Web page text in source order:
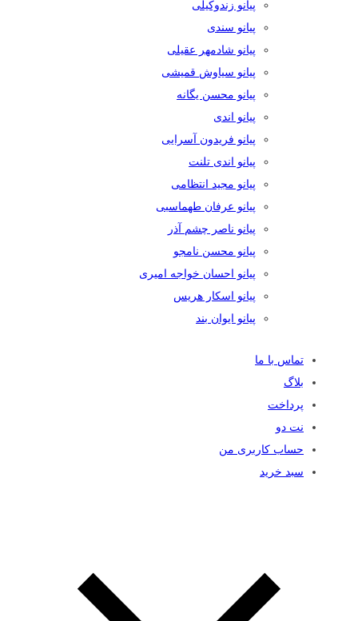
پیانو زندوکیلی
پیانو سندی
پیانو شادمهر عقیلی
پیانو سیاوش قمیشی
پیانو محسن یگانه
پیانو اندی
پیانو فریدون آسرایی
پیانو اندی تلنت
پیانو مجید انتظامی
پیانو عرفان طهماسبی
پیانو ناصر چشم آذر
پیانو محسن نامجو
پیانو احسان خواجه امیری
پیانو اسکار هریس
پیانو ایوان بند
تماس با ما
بلاگ
پرداخت
نت دو
حساب کاربری من
سبد خرید